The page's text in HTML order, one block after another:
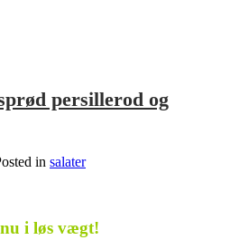
persillerod og
in salater
i løs vægt!